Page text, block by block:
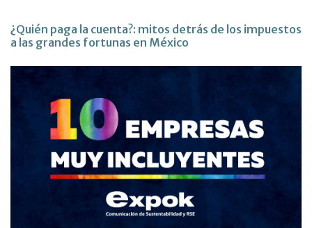
¿Quién paga la cuenta?: mitos detrás de los impuestos
a las grandes fortunas en México